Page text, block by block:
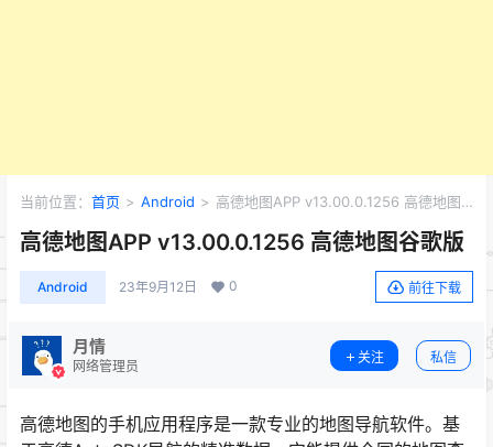
当前位置： 首页 > Android > 高德地图APP v13.00.0.1256 高德地图
高德地图APP v13.00.0.1256 高德地图谷歌版
Android 23年9月12日 0 前往下载
月情
网络管理员
关注 私信
高德地图的手机应用程序是一款专业的地图导航软件。基